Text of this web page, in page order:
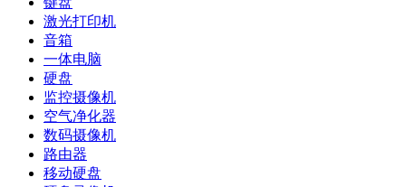
激光打印机
音箱
一体电脑
硬盘
监控摄像机
空气净化器
数码摄像机
路由器
移动硬盘